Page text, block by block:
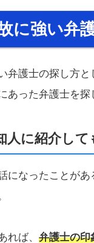
に強い弁
弁護士の探し方
あった弁護士を探
人に紹介して
になったことが
れば、 弁護士の印